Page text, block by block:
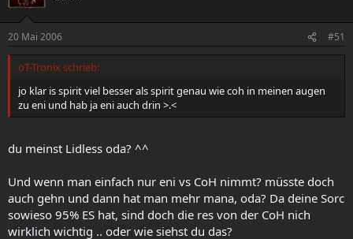
20 Mai 2006 #51
oT-Tronix schrieb:
jo klar is spirit viel besser als spirit genau wie coh in meinen augen
zu eni und hab ja eni auch drin >.<
du meinst Lidless oda? ^^
Und wenn man einfach nur eni vs CoH nimmt? müsste doch
auch gehn und dann hat man mehr mana, oda? Da deine Sorc
sowieso 95% ES hat, sind doch die res von der CoH nich
wirklich wichtig .. oder wie siehst du das?